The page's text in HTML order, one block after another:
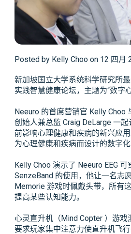
Posted by Kelly Choo on 12 四月
新加坡国立大学系统科学研究所
实践智慧健康论坛，主题为“数字
Neeuro 的首席营销官 Kelly Choo
创始人兼总监 Craig DeLarge 一
前影响心理健康和疾病的新兴应
为心理健康和疾病而设计的数字化
Kelly Choo 演示了 Neeuro EEG
SenzeBand 的使用，他让一名志
Memorie 游戏时佩戴头带，所有
提高某些认知能力。
心灵直升机（Mind Copter ）游戏
要求玩家集中注意力使直升机飞